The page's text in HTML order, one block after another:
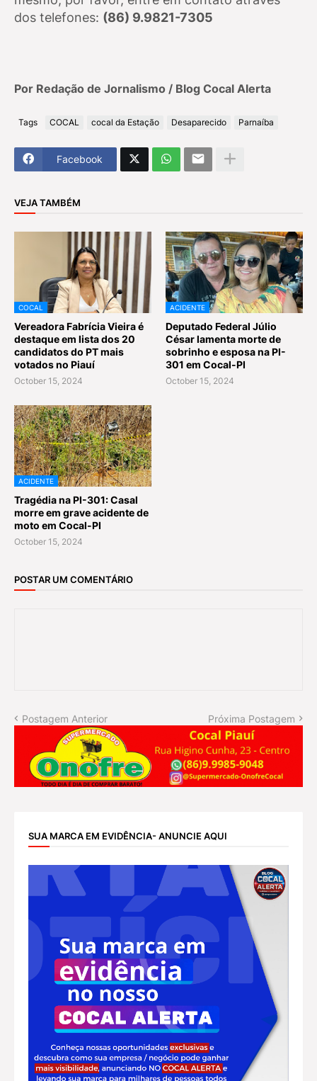
dos telefones: (86) 9.9821-7305
Por Redação de Jornalismo / Blog Cocal Alerta
Tags COCAL cocal da Estação Desaparecido Parnaíba
Facebook
VEJA TAMBÉM
COCAL
Vereadora Fabrícia Vieira é
destaque em lista dos 20
candidatos do PT mais
votados no Piauí
October 15, 2024
ACIDENTE
Deputado Federal Júlio
César lamenta morte de
sobrinho e esposa na PI-
301 em Cocal-PI
October 15, 2024
ACIDENTE
Tragédia na PI-301: Casal
morre em grave acidente de
moto em Cocal-PI
October 15, 2024
POSTAR UM COMENTÁRIO
Postagem Anterior Próxima Postagem
SUA MARCA EM EVIDÊNCIA- ANUNCIE AQUI